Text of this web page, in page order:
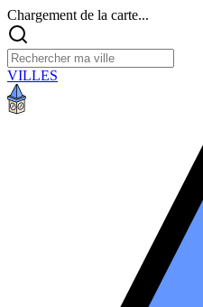
Chargement de la carte...
VILLES